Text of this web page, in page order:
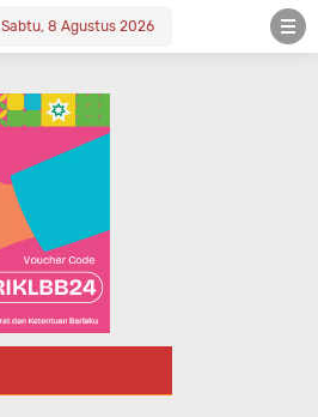
Sabtu, 8 Agustus 2026